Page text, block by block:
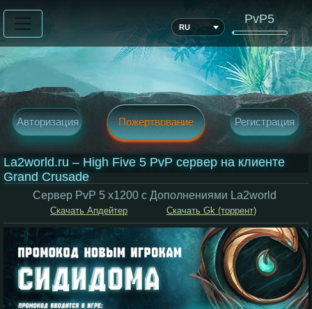
RU
PvP5
Авторизация Пожертвование Регистрация
La2world.ru – High Five 5 PvP cервер на клиенте
Grand Crusade
Сервер PvP 5 x1200 c Дополнениями La2world
Скачать Апдейтер Скачать Gk (торрент)